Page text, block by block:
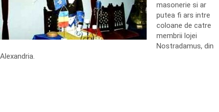
masonerie si ar
putea fi ars intre
coloane de catre
membrii lojei
Nostradamus, din
Alexandria.